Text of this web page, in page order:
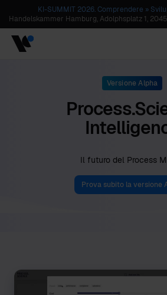
KI-SUMMIT 2026. Comprendere »
Handelskammer Hamburg, Adolphsplatz 1,
Versione Alpha
Il futuro del Process
Prova subito la versione